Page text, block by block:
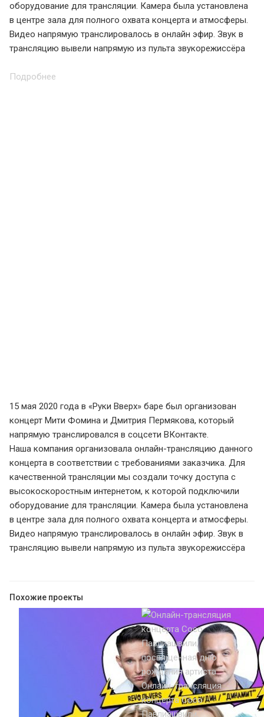
оборудование для трансляции. Камера была установлена
в центре зала для полного охвата концерта и атмосферы.
Видео напрямую транслировалось в онлайн эфир. Звук в
трансляцию вывели напрямую из пульта звукорежиссёра
Подробнее
15 мая 2020 года в «Руки Вверх» баре был организован
концерт Мити Фомина и Дмитрия Пермякова, который
напрямую транслировался в соцсети ВКонтакте.
Наша компания организовала онлайн-трансляцию данного
концерта в соответствии с требованиями заказчика. Для
качественной трансляции мы создали точку доступа с
высокоскоростным интернетом, к которой подключили
оборудование для трансляции. Камера была установлена
в центре зала для полного охвата концерта и атмосферы.
Видео напрямую транслировалось в онлайн эфир. Звук в
трансляцию вывели напрямую из пульта звукорежиссёра
Похожие проекты
Онлайн-трансляция
концерта Сосо
Павлиашвили,